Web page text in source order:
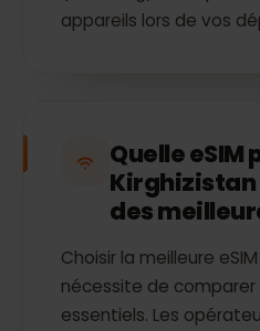
appareils lors de vos
Quelle eSIM
des
Choisir la meilleure
nécessite de comparer
essentiels. Les